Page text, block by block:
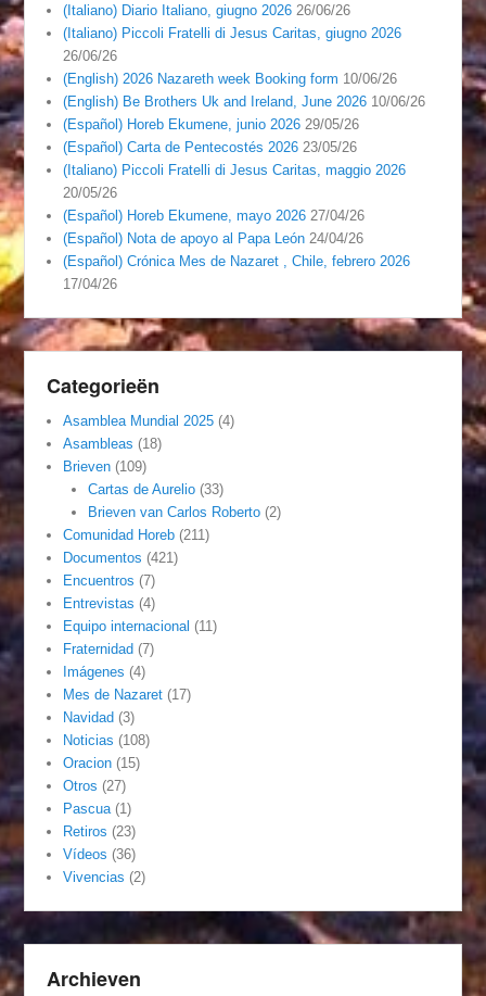
(Italiano) Diario Italiano, giugno 2026 26/06/26
(Italiano) Piccoli Fratelli di Jesus Caritas, giugno 2026
26/06/26
(English) 2026 Nazareth week Booking form 10/06/26
(English) Be Brothers Uk and Ireland, June 2026 10/06/26
(Español) Horeb Ekumene, junio 2026 29/05/26
(Español) Carta de Pentecostés 2026 23/05/26
(Italiano) Piccoli Fratelli di Jesus Caritas, maggio 2026
20/05/26
(Español) Horeb Ekumene, mayo 2026 27/04/26
(Español) Nota de apoyo al Papa León 24/04/26
(Español) Crónica Mes de Nazaret , Chile, febrero 2026
17/04/26
Categorieën
Asamblea Mundial 2025 (4)
Asambleas (18)
Brieven (109)
Cartas de Aurelio(33)
Brieven van Carlos Roberto(2)
Comunidad Horeb (211)
Documentos (421)
Encuentros (7)
Entrevistas (4)
Equipo internacional (11)
Fraternidad (7)
Imágenes (4)
Mes de Nazaret (17)
Navidad (3)
Noticias (108)
Oracion (15)
Otros (27)
Pascua (1)
Retiros (23)
Vídeos (36)
Vivencias (2)
Archieven